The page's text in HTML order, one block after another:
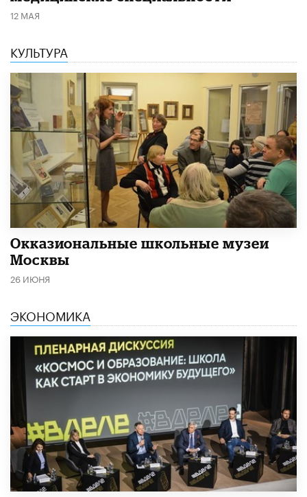
12 МАЯ
КУЛЬТУРА
​Окказиональные школьные музеи
Москвы
26 ИЮНЯ
ЭКОНОМИКА